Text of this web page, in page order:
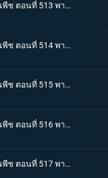
One piece วันพีช ตอนที่ 513 พากย์ไทย เหล่าโจรสลัดเคลื่อนไหว!!! นิวเวิลด์เริ่มสั่นสะเทือน!
One piece วันพีช ตอนที่ 514 พากย์ไทย เอาชีวิตรอดจากขุมนรก!!! การดวลที่เดิมพันด้วยความเป็นชายของซันจิ
One piece วันพีช ตอนที่ 515 พากย์ไทย ต้องเก่งยิ่งขึ้นไปอีก!! คำสาบานของโซโลต่อกัปตัน!
One piece วันพีช ตอนที่ 516 พากย์ไทย ลูฟี่เริ่มฝึกวิชา! ไปยังสถานที่แห่งสัญญาใน 2 ปีให้หลัง
One piece วันพีช ตอนที่ 517 พากย์ไทย เปิดม่านบทใหม่! กลุ่มหมวกฟางรวมตัวกันอีกครั้ง